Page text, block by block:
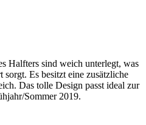
Halfters sind weich unterlegt, was
Es besitzt eine zusätzliche
Das tolle Design passt ideal zur
Sommer 2019.